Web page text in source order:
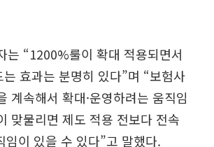
는 “1200%룰이 확대 적용되면서
효과는 분명히 있다”며 “보험사
계속해서 확대·운영하려는 움직임
맞물리면 제도 적용 전보다 전속
임이 있을 수 있다”고 말했다.